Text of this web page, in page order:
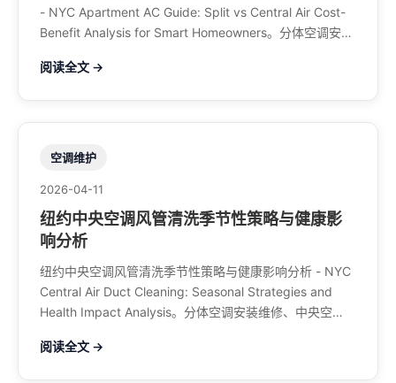
- NYC Apartment AC Guide: Split vs Central Air Cost-
Benefit Analysis for Smart Homeowners。分体空调安装
拉充电桩。电话：929-708-8979
阅读全文 →
空调维护
2026-04-11
纽约中央空调风管清洗季节性策略与健康影
响分析
纽约中央空调风管清洗季节性策略与健康影响分析 - NYC
Central Air Duct Cleaning: Seasonal Strategies and
Health Impact Analysis。分体空调安装维修、中央空
话：929-708-8979
阅读全文 →